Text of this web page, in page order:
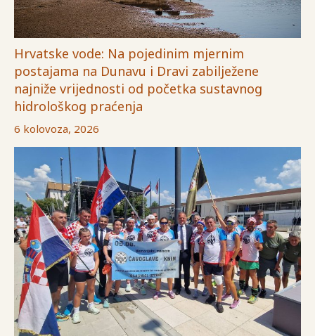
Hrvatske vode: Na pojedinim mjernim
postajama na Dunavu i Dravi zabilježene
najniže vrijednosti od početka sustavnog
hidrološkog praćenja
6 kolovoza, 2026